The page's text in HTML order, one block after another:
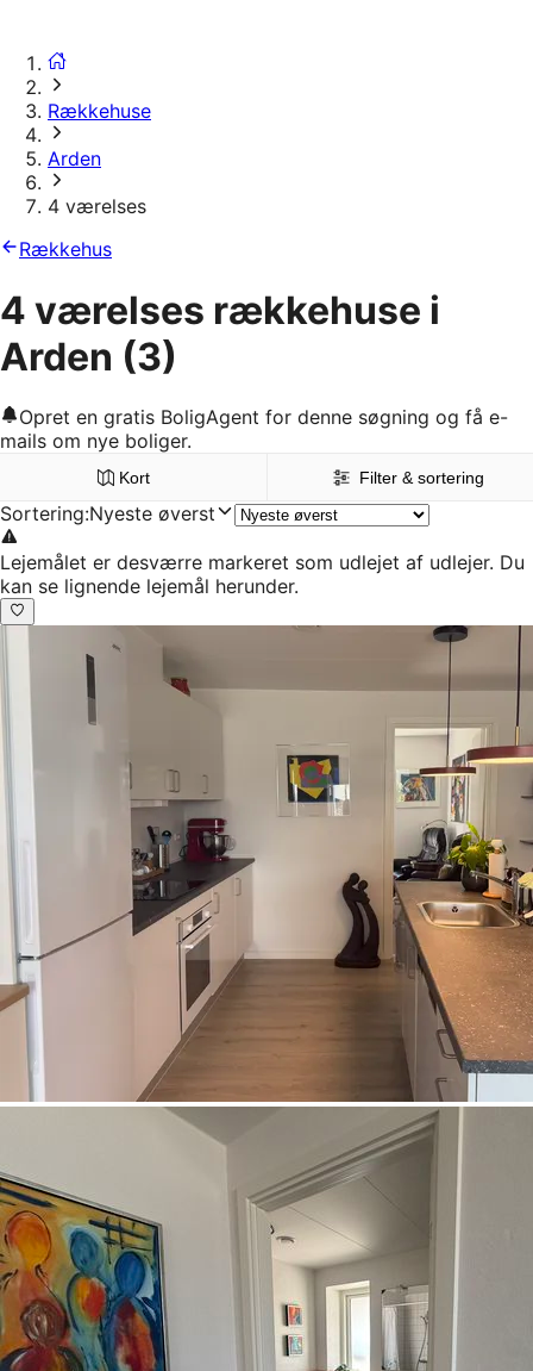
Rækkehuse
Arden
4 værelses
Rækkehus
4 værelses rækkehuse i
Arden (3)
Opret en gratis BoligAgent for denne søgning og få e-
mails om nye boliger.
Kort Filter & sortering
Sortering:Nyeste øverst
Lejemålet er desværre markeret som udlejet af udlejer. Du
kan se lignende lejemål herunder.